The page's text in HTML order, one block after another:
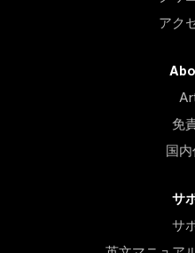
アク
免
国
サ
サ